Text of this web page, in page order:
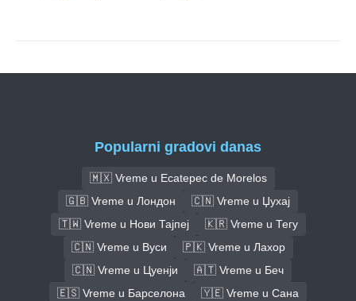
Popularni gradovi danas
🇲🇽 Vreme u Ecatepec de Morelos
🇬🇧 Vreme u Лондон
🇨🇳 Vreme u Џухај
🇹🇼 Vreme u Нови Тајпеј
🇰🇷 Vreme u Тегу
🇨🇳 Vreme u Вуси
🇵🇰 Vreme u Лахор
🇨🇳 Vreme u Цуенји
🇦🇹 Vreme u Беч
🇪🇸 Vreme u Барселона
🇾🇪 Vreme u Сана